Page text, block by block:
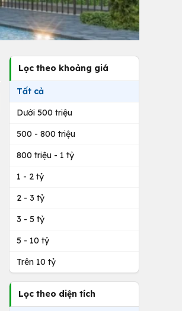
Lọc theo khoảng giá
Tất cả
Dưới 500 triệu
500 - 800 triệu
800 triệu - 1 tỷ
1 - 2 tỷ
2 - 3 tỷ
3 - 5 tỷ
5 - 10 tỷ
Trên 10 tỷ
Lọc theo diện tích